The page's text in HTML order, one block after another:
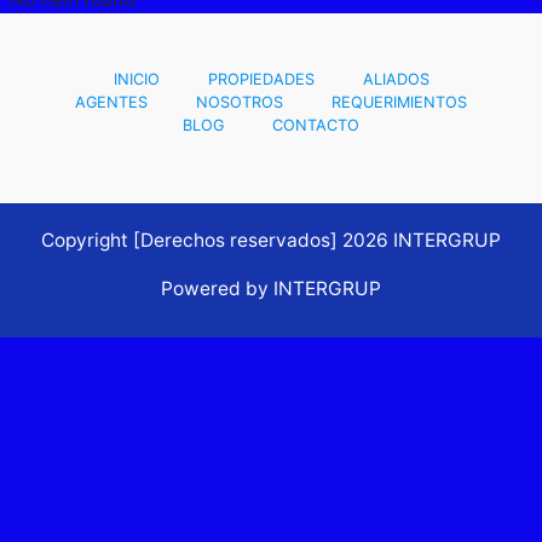
INICIO PROPIEDADES
ALIADOS
AGENTES
NOSOTROS
REQUERIMIENTOS
BLOG
CONTACTO
Copyright [Derechos reservados] 2026 INTERGRUP
Powered by INTERGRUP